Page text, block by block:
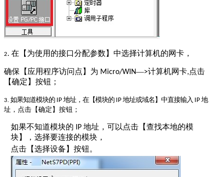
2. 在【为使用的接口分配参数】中选择计算机的网卡，
确保【应用程序访问点】为 Micro/WIN—>计算机网卡,点击
【确定】按钮；
3. 如果知道模块的 IP 地址，在【模块的 IP 地址或域名】中直接输入 IP 地
址，点击【确定】按钮；
如果不知道模块的 IP 地址，可以点击【查找本地的模
块】，选择要连接的模块，
点击【选择设备】按钮。